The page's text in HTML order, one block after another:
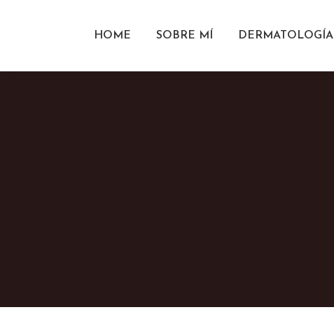
HOME SOBRE MÍ DERMATOLOGÍA